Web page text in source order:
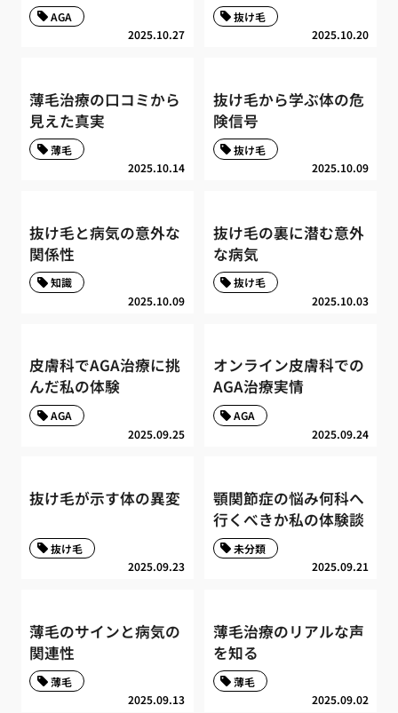
2025.10.27
AGA
2025.10.20
抜け毛
薄毛治療の口コミから
見えた真実
2025.10.14
薄毛
抜け毛から学ぶ体の危
険信号
2025.10.09
抜け毛
抜け毛と病気の意外な
関係性
2025.10.09
知識
抜け毛の裏に潜む意外
な病気
2025.10.03
抜け毛
皮膚科でAGA治療に挑
んだ私の体験
2025.09.25
AGA
オンライン皮膚科での
AGA治療実情
2025.09.24
AGA
抜け毛が示す体の異変
2025.09.23
抜け毛
顎関節症の悩み何科へ
行くべきか私の体験談
2025.09.21
未分類
薄毛のサインと病気の
関連性
2025.09.13
薄毛
薄毛治療のリアルな声
を知る
2025.09.02
薄毛